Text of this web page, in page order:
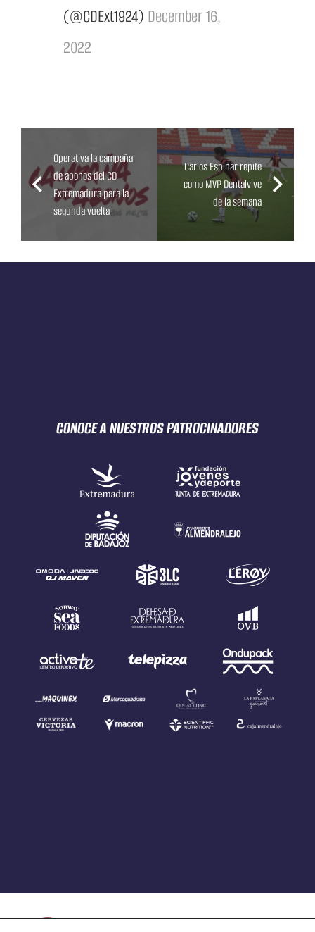
(@CDExt1924) December 16,
2022
Operativa la campaña
de abonos del CD
Extremadura para la
segunda vuelta
Carlos Espinar repite
como MVP Dentalvive
de la semana
CONOCE A NUESTROSPATROCINADORES